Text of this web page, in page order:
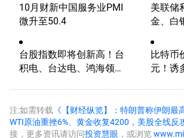
10月财新中国服务业PMI
微升至50.4
美联储
金、白
台股指数即将创新高！台
积电、台达电、鸿海领
比特币
元！诱
注:如需转载 《【财经纵览】：特朗普称伊朗最
WTI原油重挫6%、黄金收复4200，美股全线反
接，更多资讯请访问投资慧眼 ，或浏览